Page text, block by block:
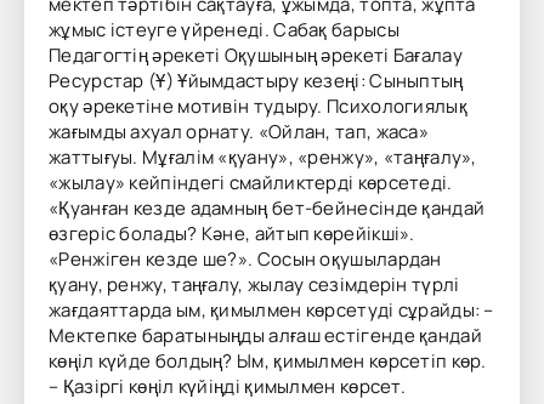
жұмыс істеуге үйренеді. Сабақ барысы
Педагогтің әрекеті Оқушының әрекеті Бағалау
Ресурстар (Ұ) Ұйымдастыру кезеңі: Сыныптың
оқу әрекетіне мотивін тудыру. Психологиялық
жағымды ахуал орнату. «Ойлан, тап, жаса»
жаттығуы. Мұғалім «қуану», «ренжу», «таңғалу»,
«жылау» кейпіндегі смайликтерді көрсетеді.
«Қуанған кезде адамның бет-бейнесінде қандай
өзгеріс болады? Кәне, айтып көрейікші».
«Ренжіген кезде ше?». Сосын оқушылардан
қуану, ренжу, таңғалу, жылау сезімдерін түрлі
жағдаяттарда ым, қимылмен көрсетуді сұрайды: –
Мектепке баратыныңды алғаш естігенде қандай
көңіл күйде болдың? Ым, қимылмен көрсетіп көр.
– Қазіргі көңіл күйіңді қимылмен көрсет.